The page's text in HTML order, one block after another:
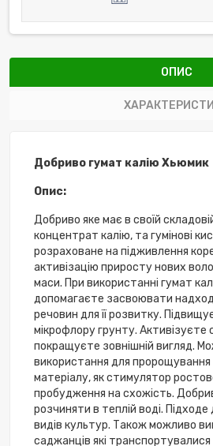
ОПИС
Добриво гумат калію Хьюмик
Опис:
Добриво яке має в своїй
концентрат калію, та гумінові
розраховане на підживлення
активізацію приросту нових
маси. При використанні гумат
допомагаєте засвоювати
речовин для її розвитку.
мікрофлору грунту. Активізуєте
покращуєте зовнішній вигляд.
використання для пророщування
матеріалу, як стимулятор
пробудження на схожість.
розчиняти в теплій воді. Підходе
видів культур. Також можливо
саджанців які